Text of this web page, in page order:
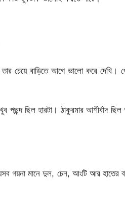
চেয়ে বাড়িতে আগে ভালো করে দেখি।
ছিল হারটা। ঠাকুরমার আশীর্বাদ ছিল
গয়না মানে দুল, চেন, আংটি আর